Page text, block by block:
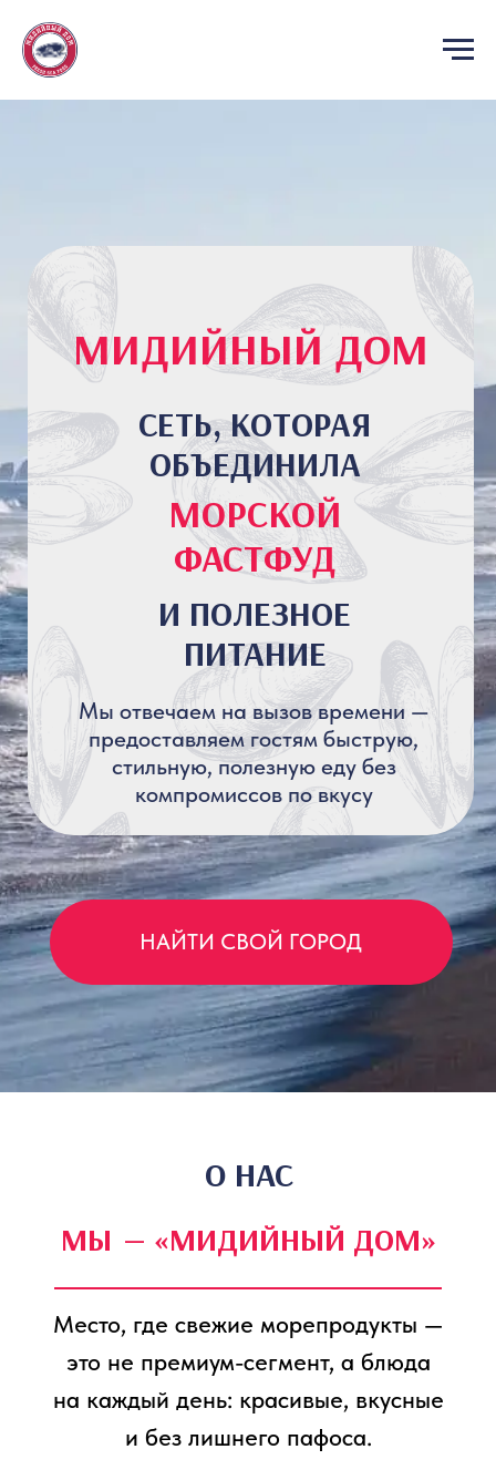
НАЙТИ СВОЙ ГОРОД
СЕТЬ, КОТОРАЯ
ОБЪЕДИНИЛА
МОРСКОЙ
И ПОЛЕЗНОЕ
ПИТАНИЕ
Мы отвечаем на вызов времени —
предоставляем гостям быструю,
стильную, полезную еду без
компромиссов по вкусу
МИДИЙНЫЙ ДОМ
О НАС
МЫ — «МИДИЙНЫЙ ДОМ»
Место, где свежие морепродукты —
это не премиум-сегмент, а блюда
на каждый день: красивые, вкусные
и без лишнего пафоса.
первую точку на побережье,
просто потому что очень
с другими. Мы решили, что
могут дружить, если подойти
к делу с умом.
КАК ВСЕ